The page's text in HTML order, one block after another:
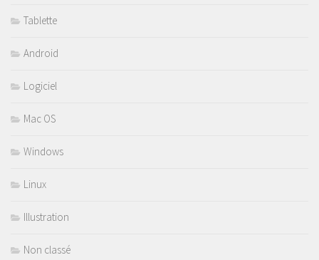
Tablette
Android
Logiciel
Mac OS
Windows
Linux
Illustration
Non classé